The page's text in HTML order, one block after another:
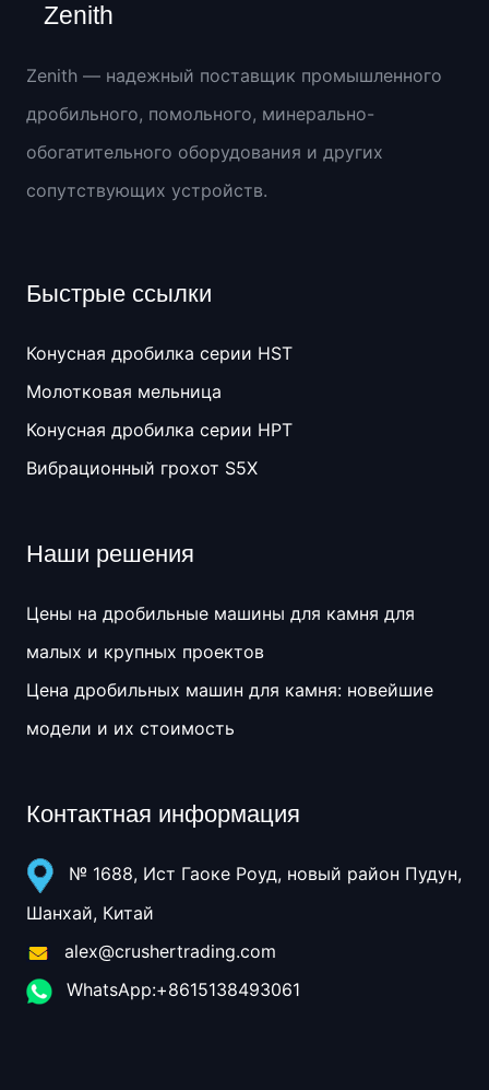
Zenith
Zenith — надежный поставщик промышленного
дробильного, помольного, минерально-
обогатительного оборудования и других
сопутствующих устройств.
Быстрые ссылки
Конусная дробилка серии HST
Молотковая мельница
Конусная дробилка серии HPT
Вибрационный грохот S5X
Наши решения
Цены на дробильные машины для камня для
малых и крупных проектов
Цена дробильных машин для камня: новейшие
модели и их стоимость
Контактная информация
№ 1688, Ист Гаоке Роуд, новый район Пудун,
Шанхай, Китай
alex@crushertrading.com
WhatsApp:+8615138493061